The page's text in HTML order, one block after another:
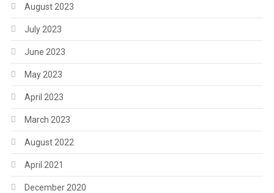
August 2023
July 2023
June 2023
May 2023
April 2023
March 2023
August 2022
April 2021
December 2020